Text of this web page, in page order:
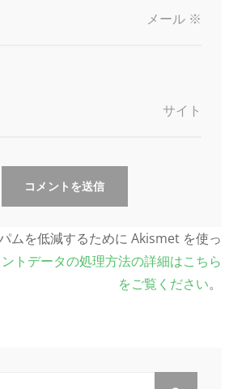
メール ※
サイト
ムを低減するために Akismet を使っ
トデータの処理方法の詳細はこちら
をご覧ください。